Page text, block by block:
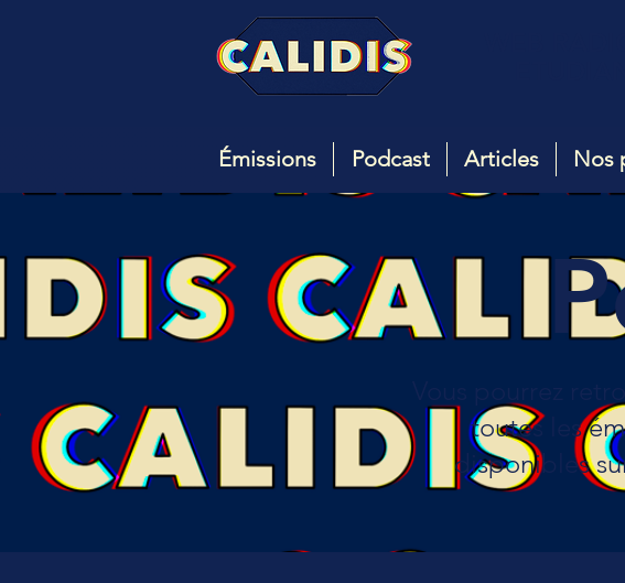
Émissions Podcast Articles Nos
toutes les
disponibles